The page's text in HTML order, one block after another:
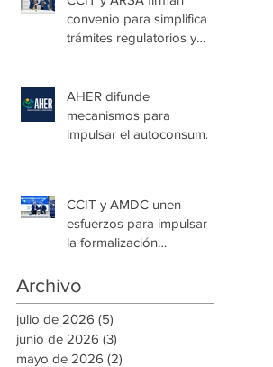
convenio para simplificar
trámites regulatorios y
AHER difunde
mecanismos para
impulsar el autoconsumo
CCIT y AMDC unen
esfuerzos para impulsar
la formalización
nuevas oportunidades de
Archivo
julio de 2026 (5)
junio de 2026 (3)
mayo de 2026 (2)